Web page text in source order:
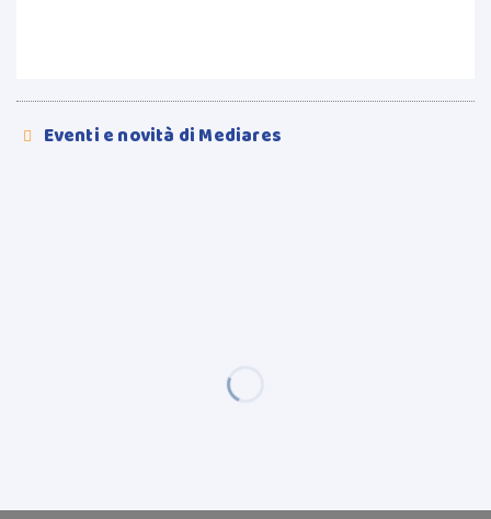
 Eventi e novità di Mediares